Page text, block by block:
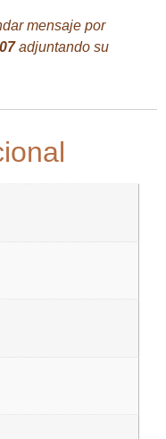
mensaje por
adjuntando su